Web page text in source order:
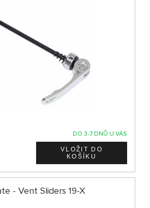
DO 3-7 DNŮ U VÁS
- Vent Sliders 19-X